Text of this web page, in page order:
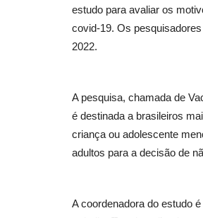
estudo para avaliar os
covid-19. Os
2022.
A pesquisa, chamada de
é destinada a brasileiros
criança ou adolescente
adultos para a decisão de
A coordenadora do estudo